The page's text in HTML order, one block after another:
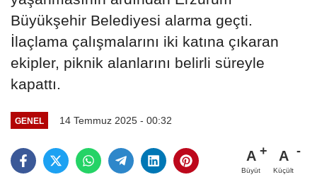
Büyükşehir Belediyesi alarma geçti.
İlaçlama çalışmalarını iki katına çıkaran
ekipler, piknik alanlarını belirli süreyle
kapattı.
GENEL 14 Temmuz 2025 - 00:32
A
Büyüt
A
Küçült